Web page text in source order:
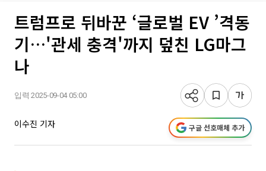
트럼프로 뒤바꾼 ‘글로벌 EV ’격동
기…'관세 충격'까지 덮친 LG마그
나
입력 2025-09-04 05:00
이수진 기자 구글 선호매체 추가